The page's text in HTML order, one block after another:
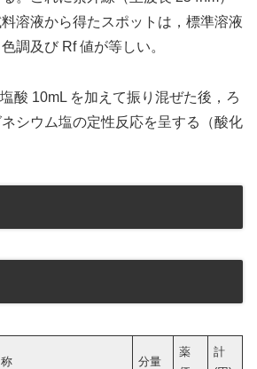
溶液から得たスポットは，標準溶液
調及び Rf 値が等しい。
酸 10mL を加えて振り混ぜた後，ろ
シウム塩の定性反応を呈する（酸化
分量
薬
計